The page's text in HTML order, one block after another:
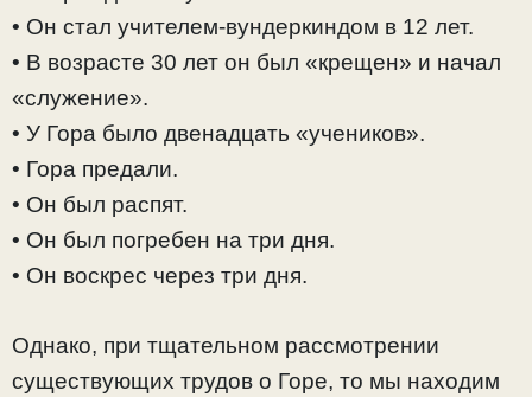
• Он стал учителем-вундеркиндом в 12 лет.
• В возрасте 30 лет он был «крещен» и начал
«служение».
• У Гора было двенадцать «учеников».
• Гора предали.
• Он был распят.
• Он был погребен на три дня.
• Он воскрес через три дня.
Однако, при тщательном рассмотрении
существующих трудов о Горе, то мы находим